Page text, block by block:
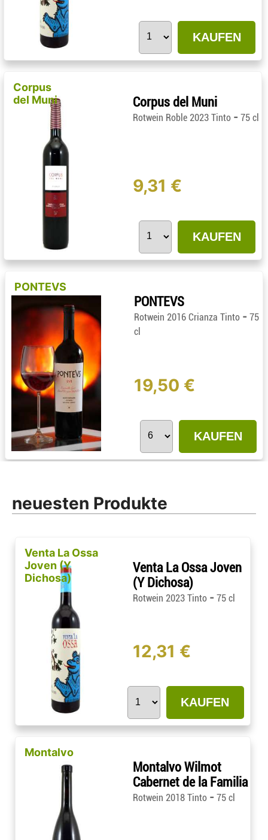
KAUFEN
Corpus
del Muni
Corpus del Muni
Rotwein Roble 2023 Tinto - 75 cl
9,31 €
KAUFEN
PONTEVS
PONTEVS
Rotwein 2016 Crianza Tinto - 75
cl
19,50 €
KAUFEN
neuesten Produkte
Venta La Ossa
Joven (Y
Dichosa)
Venta La Ossa Joven
(Y Dichosa)
Rotwein 2023 Tinto - 75 cl
12,31 €
KAUFEN
Montalvo
Montalvo Wilmot
Cabernet de la Familia
Rotwein 2018 Tinto - 75 cl